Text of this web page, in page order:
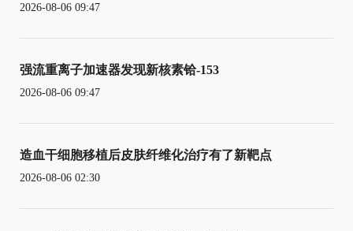
2026-08-06 09:47
强流重离子加速器发现新核素铪-153
2026-08-06 09:47
造血干细胞移植后皮肤纤维化治疗有了新靶点
2026-08-06 02:30